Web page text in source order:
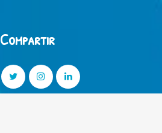
Compartir